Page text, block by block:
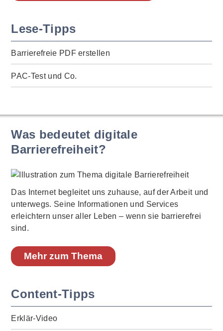
Lese-Tipps
Barrierefreie PDF erstellen
PAC-Test und Co.
Was bedeutet digitale
Barrierefreiheit?
Das Internet begleitet uns zuhause, auf der Arbeit und
unterwegs. Seine Informationen und Services
erleichtern unser aller Leben – wenn sie barrierefrei
sind.
Mehr zum Thema
Content-Tipps
Erklär-Video